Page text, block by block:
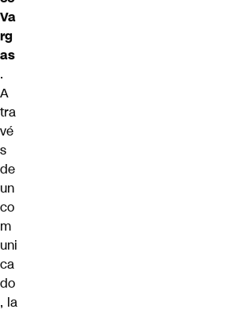
Va
rg
as
.
A
tra
vé
s
de
un
co
m
uni
ca
do
, la